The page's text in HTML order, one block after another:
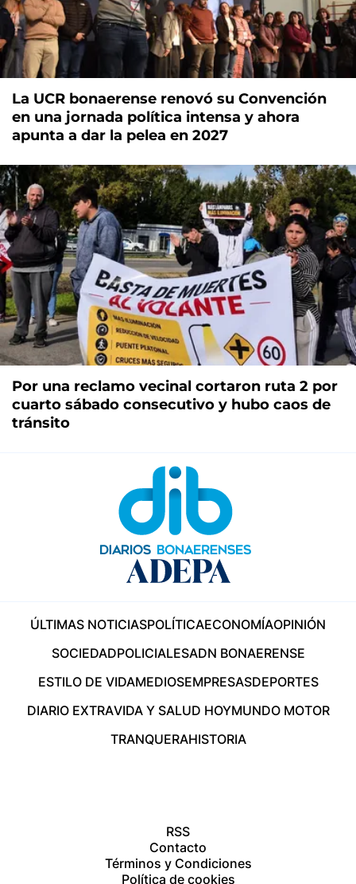
La UCR bonaerense renovó su Convención
en una jornada política intensa y ahora
apunta a dar la pelea en 2027
Por una reclamo vecinal cortaron ruta 2 por
cuarto sábado consecutivo y hubo caos de
tránsito
ÚLTIMAS NOTICIASPOLÍTICAECONOMÍAOPINIÓN
SOCIEDADPOLICIALESADN BONAERENSE
ESTILO DE VIDAMEDIOSEMPRESASDEPORTES
DIARIO EXTRAVIDA Y SALUD HOYMUNDO MOTOR
TRANQUERAHISTORIA
RSS
Contacto
Términos y Condiciones
Política de cookies